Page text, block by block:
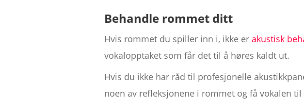
Behandle rommet ditt
Hvis rommet du spiller inn i, ikke erakustisk
vokalopptaket som får det til å høres kaldt ut.
Hvis du ikke har råd til profesjonelle
noen av refleksjonene i rommet og få vokalen